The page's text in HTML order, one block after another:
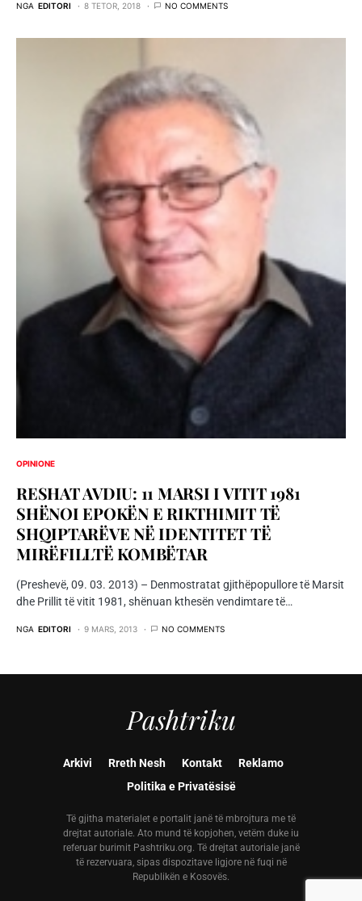
NGA EDITORI 8 TETOR, 2018 NO COMMENTS
OPINIONE
RESHAT AVDIU: 11 MARSI I VITIT 1981
SHËNOI EPOKËN E RIKTHIMIT TË
SHQIPTARËVE NË IDENTITET TË
MIRËFILLTË KOMBËTAR
(Preshevë, 09. 03. 2013) – Denmostratat gjithëpopullore të Marsit
dhe Prillit të vitit 1981, shënuan kthesën vendimtare të…
NGA EDITORI 9 MARS, 2013 NO COMMENTS
Pashtriku
Arkivi Rreth Nesh Kontakt
Reklamo
Politika e Privatësisë
Të gjitha materialet e portalit janë të mbrojtura me të
drejtat autoriale. Ato mund të kopjohen, vetëm duke iu
referuar burimit Pashtriku.org. Të drejtat autoriale janë
të rezervuara, sipas dispozitave ligjore në fuqi në
Republikën e Kosovës.